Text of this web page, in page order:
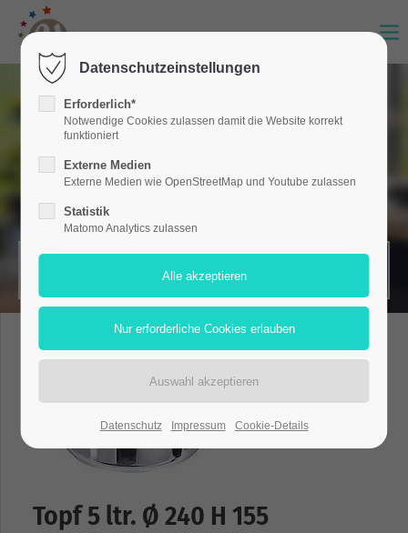
MERKZETTEL (0)
Topf 5 ltr. Ø 240 H 155
Datenschutzeinstellungen
Erforderlich*
Notwendige Cookies zulassen damit die Website korrekt
funktioniert
Externe Medien
Externe Medien wie OpenStreetMap und Youtube zulassen
Statistik
Matomo Analytics zulassen
Datenschutz Impressum Cookie-Details